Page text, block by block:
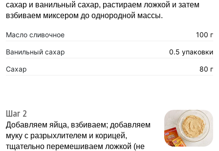
сахар и ванильный сахар, растираем ложкой и затем
взбиваем миксером до однородной массы.
Масло сливочное 100 г
Ванильный сахар 0.5 упаковки
Сахар 80 г
Шаг 2
Добавляем яйца, взбиваем; добавляем
муку с разрыхлителем и корицей,
тщательно перемешиваем ложкой (не